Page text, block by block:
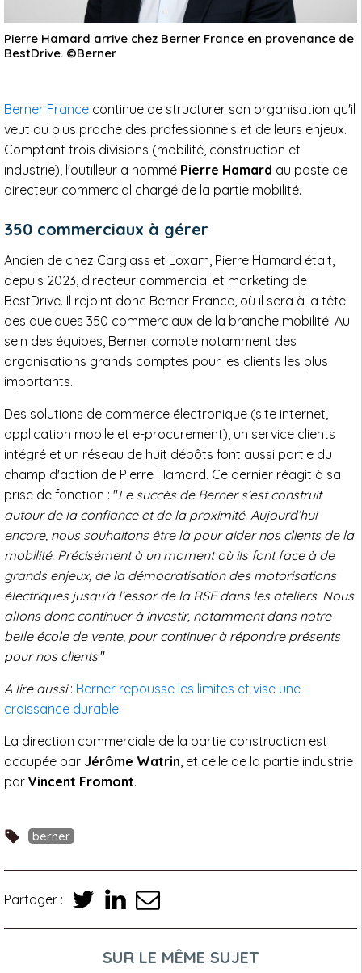
Pierre Hamard arrive chez Berner France en provenance de
BestDrive. ©Berner
Berner France continue de structurer son organisation qu'il
veut au plus proche des professionnels et de leurs enjeux.
Comptant trois divisions (mobilité, construction et
industrie), l'outilleur a nommé Pierre Hamard au poste de
directeur commercial chargé de la partie mobilité.
350 commerciaux à gérer
Ancien de chez Carglass et Loxam, Pierre Hamard était,
depuis 2023, directeur commercial et marketing de
BestDrive. Il rejoint donc Berner France, où il sera à la tête
des quelques 350 commerciaux de la branche mobilité. Au
sein des équipes, Berner compte notamment des
organisations grands comptes pour les clients les plus
importants.
Des solutions de commerce électronique (site internet,
application mobile et e-procurement), un service clients
intégré et un réseau de huit dépôts font aussi partie du
champ d'action de Pierre Hamard. Ce dernier réagit à sa
prise de fonction : "Le succès de Berner s’est construit
autour de la confiance et de la proximité. Aujourd’hui
encore, nous souhaitons être là pour aider nos clients de la
mobilité. Précisément à un moment où ils font face à de
grands enjeux, de la démocratisation des motorisations
électriques jusqu’à l’essor de la RSE dans les ateliers. Nous
allons donc continuer à investir, notamment dans notre
belle école de vente, pour continuer à répondre présents
pour nos clients."
A lire aussi: Berner repousse les limites et vise une
croissance durable
La direction commerciale de la partie construction est
occupée par Jérôme Watrin, et celle de la partie industrie
par Vincent Fromont.
berner
Partager :
SUR LE MÊME SUJET